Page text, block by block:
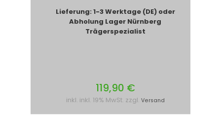
Lieferung: 1-3 Werktage (DE) oder
Abholung Lager Nürnberg
Trägerspezialist
119,90 €
inkl. inkl. 19% MwSt. zzgl. Versand